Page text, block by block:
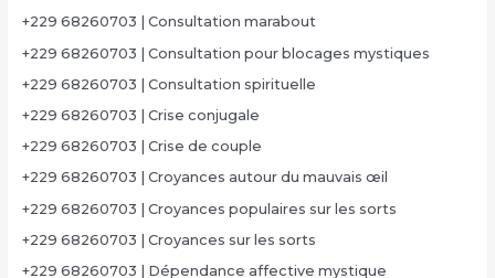
+229 68260703 | Consultation marabout
+229 68260703 | Consultation pour blocages mystiques
+229 68260703 | Consultation spirituelle
+229 68260703 | Crise conjugale
+229 68260703 | Crise de couple
+229 68260703 | Croyances autour du mauvais œil
+229 68260703 | Croyances populaires sur les sorts
+229 68260703 | Croyances sur les sorts
+229 68260703 | Dépendance affective mystique